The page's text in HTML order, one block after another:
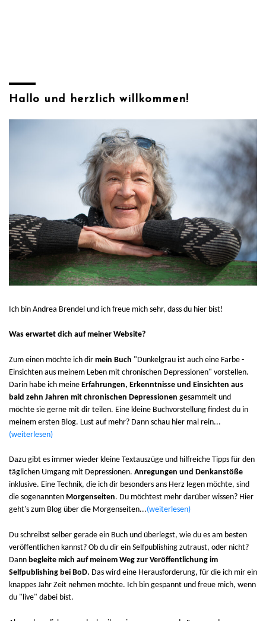
Hallo und herzlich willkommen!
Ich bin Andrea Brendel und ich freue mich sehr, dass du hier bist!
Was erwartet dich auf meiner Website?
Zum einen möchte ich dir mein Buch "Dunkelgrau ist auch eine Farbe -
Einsichten aus meinem Leben mit chronischen Depressionen" vorstellen.
Darin habe ich meine Erfahrungen, Erkenntnisse und Einsichten aus
bald zehn Jahren mit chronischen Depressionen gesammelt und
möchte sie gerne mit dir teilen. Eine kleine Buchvorstellung findest du in
meinem ersten Blog. Lust auf mehr? Dann schau hier mal rein...
(weiterlesen)
Dazu gibt es immer wieder kleine Textauszüge und hilfreiche Tipps für den
täglichen Umgang mit Depressionen. Anregungen und Denkanstöße
inklusive. Eine Technik, die ich dir besonders ans Herz legen möchte, sind
die sogenannten Morgenseiten. Du möchtest mehr darüber wissen? Hier
geht's zum Blog über die Morgenseiten...(weiterlesen)
Du schreibst selber gerade ein Buch und überlegst, wie du es am besten
veröffentlichen kannst? Ob du dir ein Selfpublishing zutraust, oder nicht?
Dann begleite mich auf meinem Weg zur Veröffentlichung im
Selfpublishing bei BoD. Das wird eine Herausforderung, für die ich mir ein
knappes Jahr Zeit nehmen möchte. Ich bin gespannt und freue mich, wenn
du "live" dabei bist.